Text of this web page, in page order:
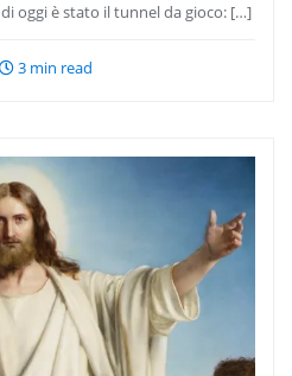
oggi è stato il tunnel da gioco: […]
3 min read